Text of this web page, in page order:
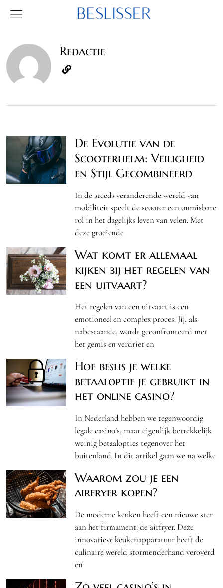
Redactie
De Evolutie van de
Scooterhelm: Veiligheid
en Stijl Gecombineerd
In de steeds veranderende wereld van
mobiliteit speelt de scooter een onmisbare
rol in het dagelijks leven van velen. Met
deze groeiende
Wat komt er allemaal
kijken bij het regelen van
een uitvaart?
Het regelen van een uitvaart is een
emotioneel en complex proces. Jij, als
nabestaande, wordt geconfronteerd met
het gemis en verdriet en
Hoe beslis je welke
betaaloptie je gebruikt in
het online casino?
In Nederland hebben we tegenwoordig
legale casino’s, maar eigenlijk betrekkelijk
weinig betaalopties tegenover het
buitenland. In dit artikel gaan we na welke
Waarom zou je een
airfryer kopen?
De moderne keuken heeft een nieuwe ster
aan het firmament: de airfryer. Deze
innovatieve keukenapparatuur heeft de
culinaire wereld stormenderhand veroverd
en